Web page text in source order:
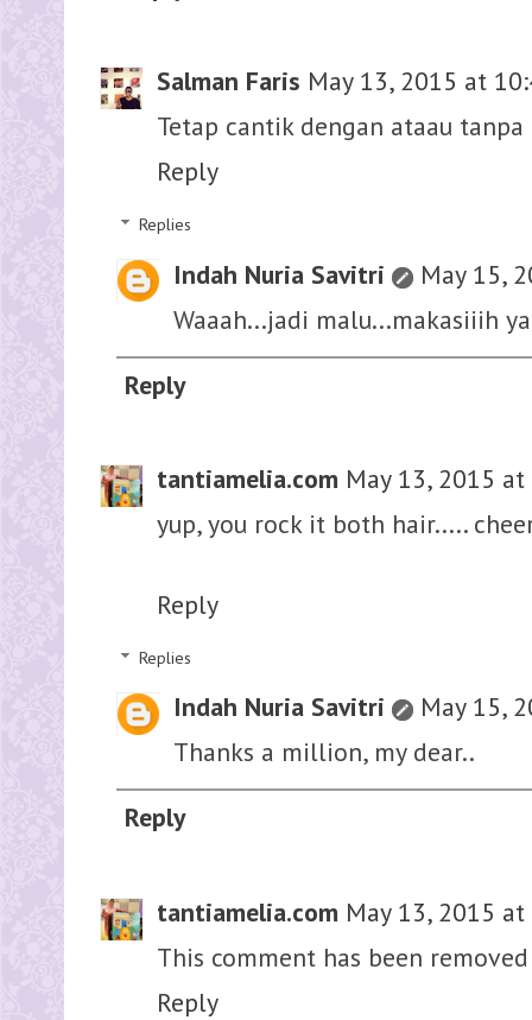
Salman Faris May 13, 2015 at
Tetap cantik dengan ataau
Reply
Replies
Indah Nuria Savitri
May 15,
Waaah...jadi malu...makasiiih
Reply
tantiamelia.com May 13, 2015 at
yup, you rock it both hair.....
Reply
Replies
Indah Nuria Savitri
May 15,
Thanks a million, my dear..
Reply
tantiamelia.com May 13, 2015 at
This comment has been
Reply